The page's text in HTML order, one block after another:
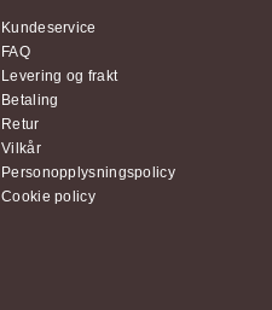
Kundeservice
FAQ
Levering og frakt
Betaling
Retur
Vilkår
Personopplysningspolicy
Cookie policy